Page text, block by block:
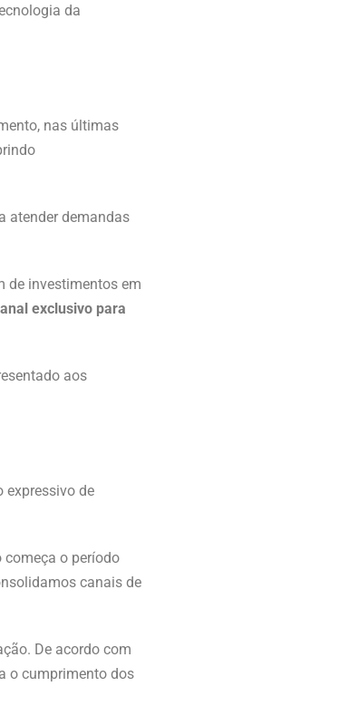
da
nas últimas
atender demandas
de investimentos em
exclusivo para
aos
expressivo de
começa o período
canais de
De acordo com
o cumprimento dos